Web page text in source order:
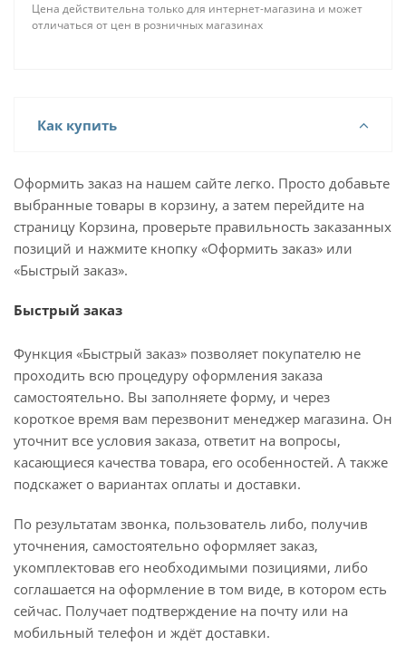
того, что помогают высушить полотенца и
некоторые предметы гардероба, подобные
(нержавеющая сталь), наружный диаметр которых
Рассчитаны на стандартное рабочее давление в
системе водоснабжения – 8 атм. Опресовочное
давление до 32 атм.
Максимально допустимая температура
Цена действительна только для интернет-магазина и может
отличаться от цен в розничных магазинах
Как купить
Оформить заказ на нашем сайте легко. Просто добавьте
выбранные товары в корзину, а затем перейдите на
страницу Корзина, проверьте правильность заказанных
позиций и нажмите кнопку «Оформить заказ» или
«Быстрый заказ».
Быстрый заказ
Функция «Быстрый заказ» позволяет покупателю не
проходить всю процедуру оформления заказа
самостоятельно. Вы заполняете форму, и через
короткое время вам перезвонит менеджер магазина. Он
уточнит все условия заказа, ответит на вопросы,
касающиеся качества товара, его особенностей. А также
подскажет о вариантах оплаты и доставки.
По результатам звонка, пользователь либо, получив
уточнения, самостоятельно оформляет заказ,
укомплектовав его необходимыми позициями, либо
соглашается на оформление в том виде, в котором есть
сейчас. Получает подтверждение на почту или на
мобильный телефон и ждёт доставки.